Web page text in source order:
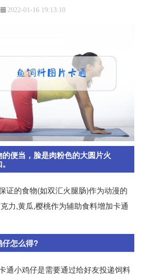
2022-01-16 19:13:10
便当，脸是肉粉色的大圆片火
证的食物(如双汇火腿肠)作为动漫的
力,黄瓜,樱桃作为辅助食料增加卡通
怎么得?
通小鸡仔是需要通过给好友投递饲料